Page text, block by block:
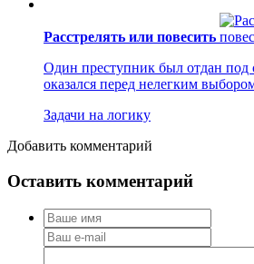
Расстрелять или повесить
Один преступник был отдан под
оказался перед нелегким
Задачи на логику
Добавить комментарий
Оставить комментарий